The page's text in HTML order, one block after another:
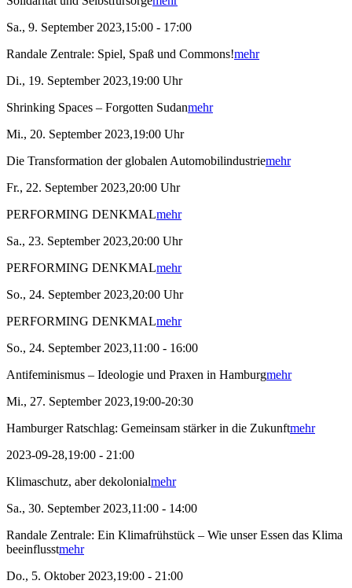
Sa., 9. September 2023,15:00 - 17:00
Randale Zentrale: Spiel, Spaß und Commons!mehr
Di., 19. September 2023,19:00 Uhr
Shrinking Spaces – Forgotten Sudanmehr
Mi., 20. September 2023,19:00 Uhr
Die Transformation der globalen Automobilindustriemehr
Fr., 22. September 2023,20:00 Uhr
PERFORMING DENKMALmehr
Sa., 23. September 2023,20:00 Uhr
PERFORMING DENKMALmehr
So., 24. September 2023,20:00 Uhr
PERFORMING DENKMALmehr
So., 24. September 2023,11:00 - 16:00
Antifeminismus – Ideologie und Praxen in Hamburgmehr
Mi., 27. September 2023,19:00-20:30
Hamburger Ratschlag: Gemeinsam stärker in die Zukunftmehr
2023-09-28,19:00 - 21:00
Klimaschutz, aber dekolonialmehr
Sa., 30. September 2023,11:00 - 14:00
Randale Zentrale: Ein Klimafrühstück – Wie unser Essen das Klima
beeinflusstmehr
Do., 5. Oktober 2023,19:00 - 21:00